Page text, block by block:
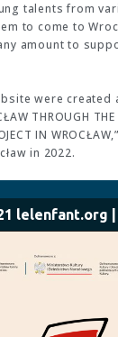
talents from
to come to
amount to
were
THROUGH
IN
in 2022.
lelenfant.org